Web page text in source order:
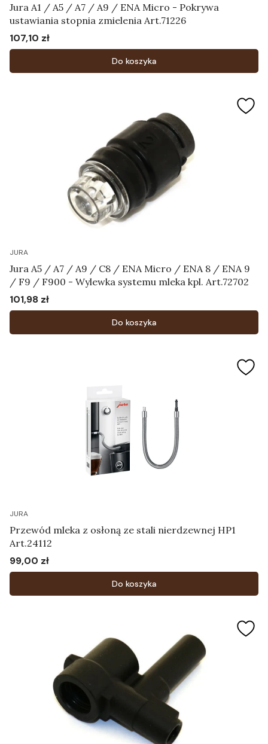
Jura A1 / A5 / A7 / A9 / ENA Micro - Pokrywa
ustawiania stopnia zmielenia Art.71226
Cena
107,10 zł
Do koszyka
JURA
Jura A5 / A7 / A9 / C8 / ENA Micro / ENA 8 / ENA 9
/ F9 / F900 - Wylewka systemu mleka kpl. Art.72702
Cena
101,98 zł
Do koszyka
JURA
Przewód mleka z osłoną ze stali nierdzewnej HP1
Art.24112
Cena
99,00 zł
Do koszyka